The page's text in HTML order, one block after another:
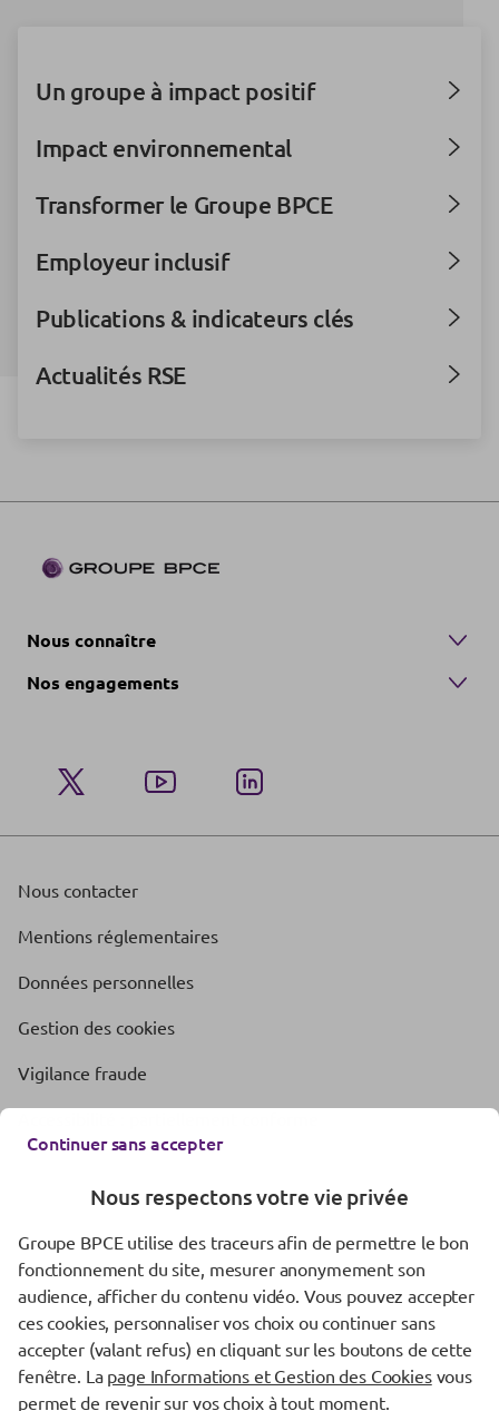
Un groupe à impact positif
Impact environnemental
Transformer le Groupe BPCE
Employeur inclusif
Publications & indicateurs clés
Actualités RSE
Nous connaître
Nos engagements
Nous contacter
Mentions réglementaires
Données personnelles
Gestion des cookies
Vigilance fraude
Continuer sans accepter
Nous respectons votre vie privée
Groupe BPCE utilise des traceurs afin de permettre le bon
fonctionnement du site, mesurer anonymement son
audience, afficher du contenu vidéo. Vous pouvez accepter
ces cookies, personnaliser vos choix ou continuer sans
accepter (valant refus) en cliquant sur les boutons de cette
fenêtre. La page Informations et Gestion des Cookiesvous
permet de revenir sur vos choix à tout moment.